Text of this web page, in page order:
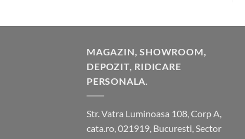
MAGAZIN, SHOWROOM,
DEPOZIT, RIDICARE
PERSONALA.
Str. Vatra Luminoasa 108, Corp A,
cata.ro, 021919, Bucuresti, Sector